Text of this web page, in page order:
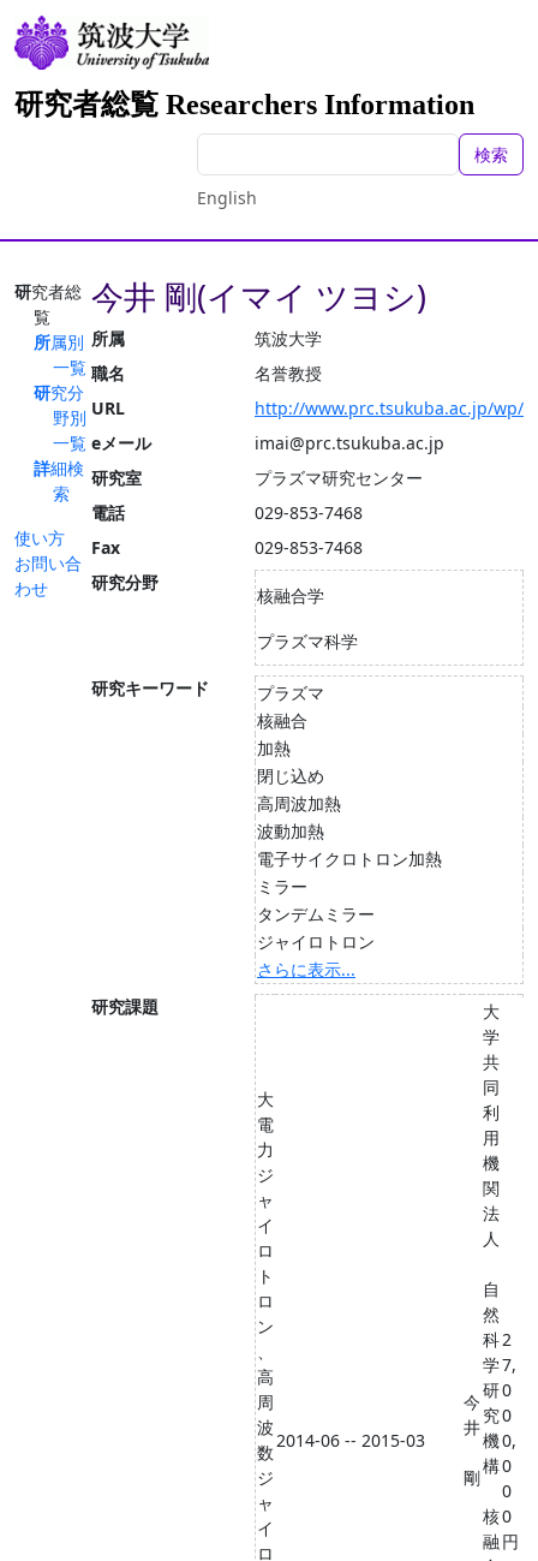
研究者総覧 Researchers Information
検索
English
研究者総
覧
所属別
一覧
研究分
野別
一覧
詳細検
索
使い方
お問い合
わせ
今井 剛(イマイ ツヨシ)
所属
筑波大学
職名
名誉教授
URL
http://www.prc.tsukuba.ac.jp/wp/
eメール
imai@prc.tsukuba.ac.jp
研究室
プラズマ研究センター
電話
029-853-7468
Fax
029-853-7468
研究分野
核融合学
プラズマ科学
研究キーワード
プラズマ
核融合
加熱
閉じ込め
高周波加熱
波動加熱
電子サイクロトロン加熱
ミラー
タンデムミラー
ジャイロトロン
さらに表示...
研究課題
大
電
力
ジ
ャ
イ
ロ
ト
ロ
ン
、
高
周
波
数
ジ
ャ
イ
ロ
2014-06 -- 2015-03
今
井
剛
大
学
共
同
利
用
機
関
法
人
自
然
科
学
研
究
機
構
核
融
2
7,
0
0
0,
0
0
0
円